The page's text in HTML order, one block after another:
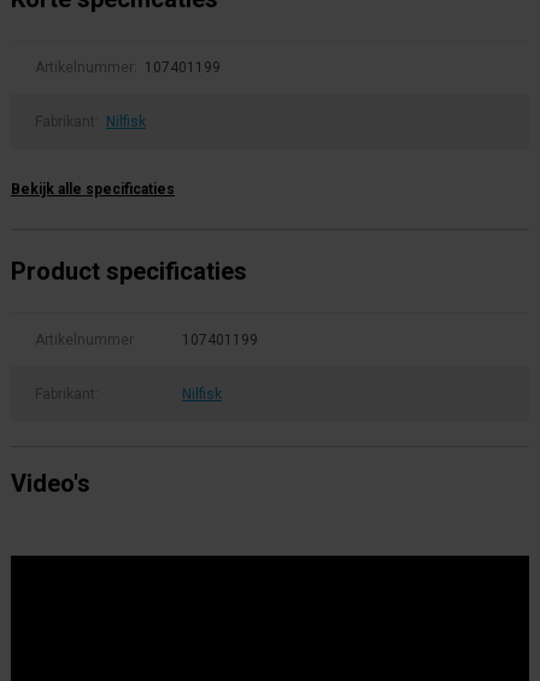
Artikelnummer: 107401199
Fabrikant: Nilfisk
Bekijk alle specificaties
Product specificaties
Artikelnummer 107401199
Fabrikant: Nilfisk
Video's